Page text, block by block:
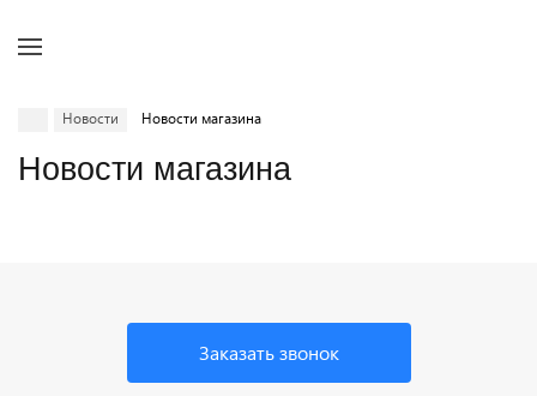
Новости Новости магазина
Новости магазина
Заказать звонок